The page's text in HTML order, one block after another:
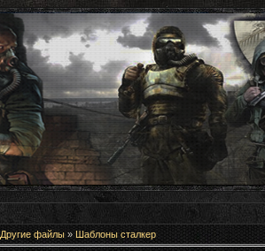
Другие файлы» Шаблоны сталкер